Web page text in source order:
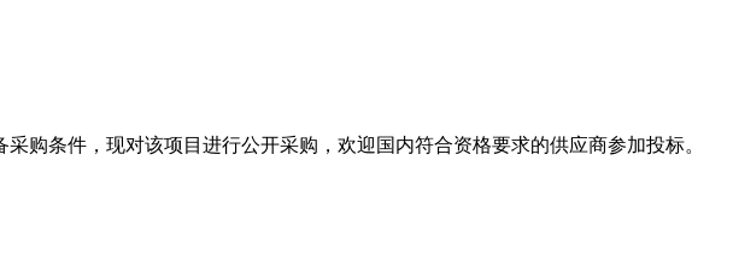
采购条件，现对该项目进行公开采购，欢迎国内符合资格要求的供应商参加投标。